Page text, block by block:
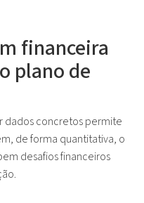
financeira
plano de
dados concretos permite
de forma quantitativa, o
desafios financeiros